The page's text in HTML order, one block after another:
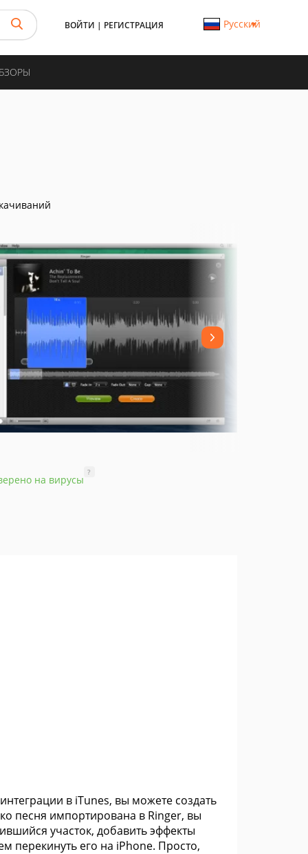
ВОЙТИ | РЕГИСТРАЦИЯ Русский
на вирусы
?
в iTunes, вы можете создать
песня импортирована в Ringer, вы
участок, добавить эффекты
перекинуть его на iPhone. Просто,